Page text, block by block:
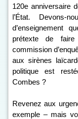
120e anniversaire
l’État.
d’enseignement
prétexte de
commission
aux sirènes
politique est
Combes ?
Revenez aux
exemple – mais